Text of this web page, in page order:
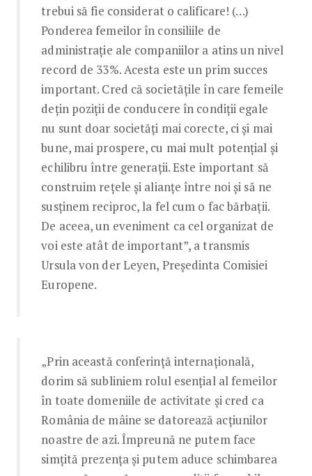
trebui să fie considerat o calificare! (…)
Ponderea femeilor în consiliile de
administrație ale companiilor a atins un nivel
record de 33%. Acesta este un prim succes
important. Cred că societățile în care femeile
dețin poziții de conducere în condiții egale
nu sunt doar societăți mai corecte, ci și mai
bune, mai prospere, cu mai mult potențial și
echilibru între generații. Este important să
construim rețele și alianțe între noi și să ne
susținem reciproc, la fel cum o fac bărbații.
De aceea, un eveniment ca cel organizat de
voi este atât de important”, a transmis
Ursula von der Leyen, Președinta Comisiei
Europene.
„Prin această conferință internațională,
dorim să subliniem rolul esențial al femeilor
în toate domeniile de activitate și cred ca
România de mâine se datorează acțiunilor
noastre de azi. Împreună ne putem face
simțită prezența și putem aduce schimbarea